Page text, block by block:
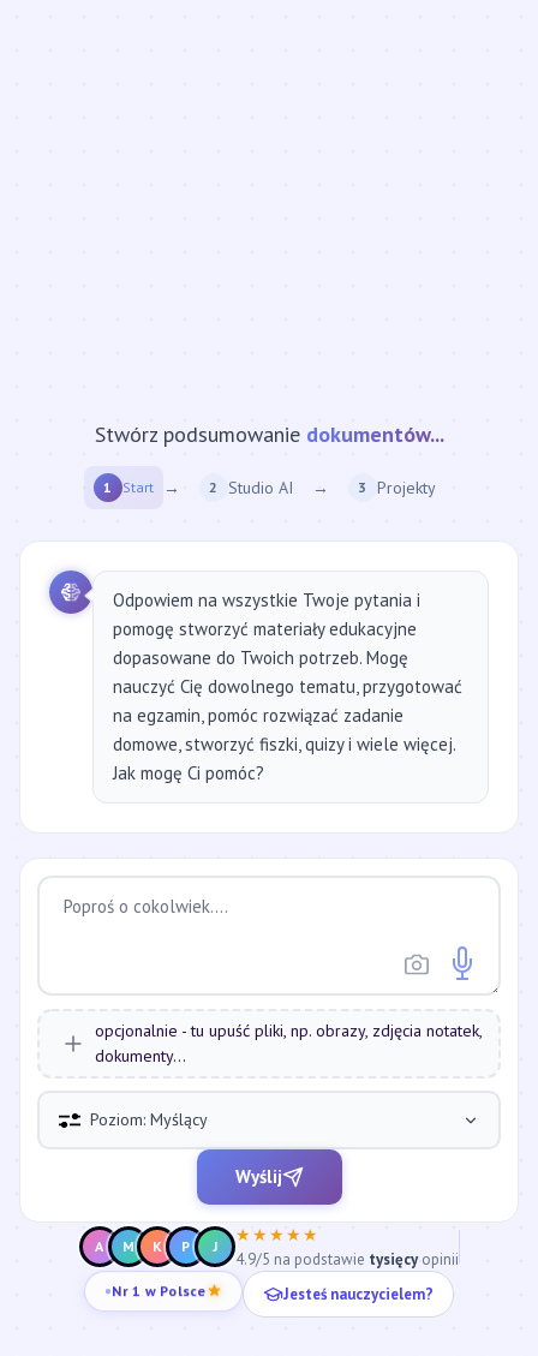
Stwórz podsumowanie strony internetowej...
1 Start → 2 Studio AI → 3 Projekty
Odpowiem na wszystkie Twoje pytania i
pomogę stworzyć materiały edukacyjne
dopasowane do Twoich potrzeb. Mogę
nauczyć Cię dowolnego tematu, przygotować
na egzamin, pomóc rozwiązać zadanie
domowe, stworzyć fiszki, quizy i wiele więcej.
Jak mogę Ci pomóc?
opcjonalnie - tu upuść pliki, np. obrazy, zdjęcia notatek,
dokumenty...
Poziom: Myślący
Wyślij
A M K P J
★★★★★
4.9/5 na podstawie tysięcyopinii
Nr 1 w Polsce Jesteś nauczycielem?